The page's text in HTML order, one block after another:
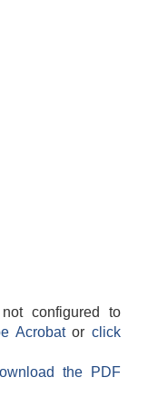
configured to
Acrobatorclick
the PDF